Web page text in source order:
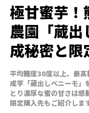
極甘蜜芋！
農園「蔵
成秘密と限
平均糖度30度以上、最
成芋「蔵出しベニーモ」
とり濃厚な蜜の甘さは感
限定購入先もご紹介しま